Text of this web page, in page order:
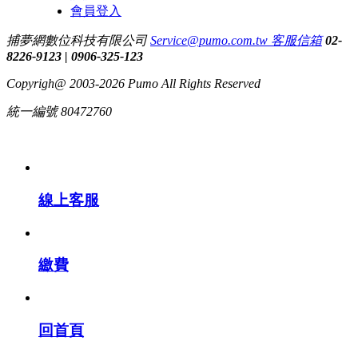
會員登入
捕夢網數位科技有限公司 Service@pumo.com.tw 客服信箱 02-
8226-9123 | 0906-325-123
Copyrigh@ 2003-2026 Pumo All Rights Reserved
統一編號 80472760
線上客服
繳費
回首頁